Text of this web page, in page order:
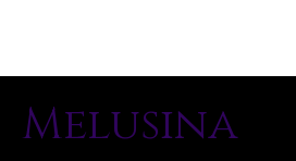
Melusina